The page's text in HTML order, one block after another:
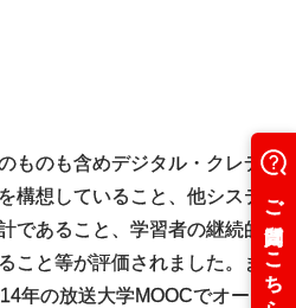
ものも含めデジタル・クレデ
構想していること、他システ
であること、学習者の継続的
こと等が評価されました。ま
年の放送大学MOOCでオープ